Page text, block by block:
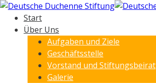
Start
Über Uns
Aufgaben und Ziele
Geschäftsstelle
Vorstand und Stiftungsbeirat
Galerie